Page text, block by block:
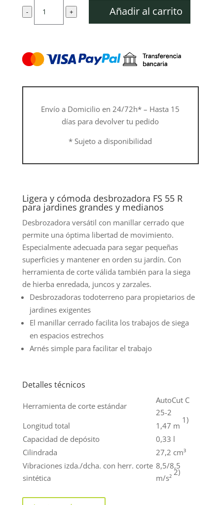
era:
304,00 €.
es:
273,60 €.
-
Desbrozadora
55
R
+ Añadir al carrito
Envío a Domicilio en 24/72h* – Hasta 15
días para devolver tu pedido
* Sujeto a disponibilidad
Ligera y cómoda desbrozadora FS 55 R
para jardines grandes y medianos
Desbrozadora versátil con manillar cerrado que
permite una óptima libertad de movimiento.
Especialmente adecuada para segar pequeñas
superficies y mantener en orden su jardín. Con
herramienta de corte válida también para la siega
de hierba enredada, juncos y zarzales.
Desbrozadoras todoterreno para propietarios de
jardines exigentes
El manillar cerrado facilita los trabajos de siega
en espacios estrechos
Arnés simple para facilitar el trabajo
Detalles técnicos
Herramienta de corte estándar
AutoCut C
25-2
Longitud total
1,47 m
1)
Capacidad de depósito
0,33 l
Cilindrada
27,2 cm³
Vibraciones izda./dcha. con herr. corte
sintética
8,5/8,5
m/s²
2)